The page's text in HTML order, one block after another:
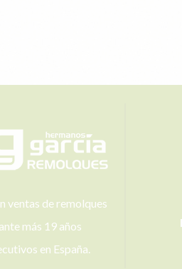
ventas de remolques
más 19 años
en España.